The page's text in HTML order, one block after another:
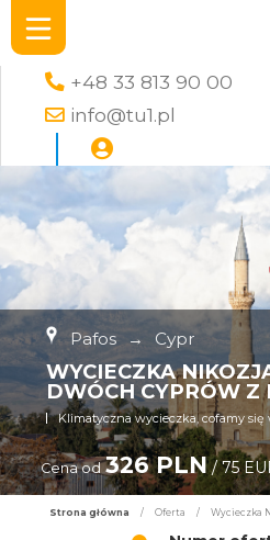
+48 33 813 90 00
info@tu1.pl
Pafos → Cypr
WYCIECZKA
DWÓCH CYPRÓW Z
Klimatyczna wycieczka, cofamy się
Cena od 326 PLN/ 75
Strona główna / Oferta / Wycieczka